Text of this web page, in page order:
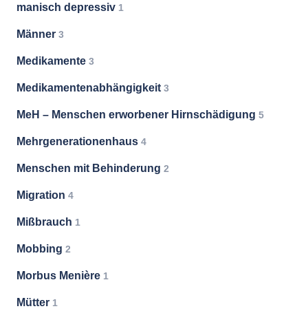
manisch depressiv 1
Männer 3
Medikamente 3
Medikamentenabhängigkeit 3
MeH – Menschen erworbener Hirnschädigung 5
Mehrgenerationenhaus 4
Menschen mit Behinderung 2
Migration 4
Mißbrauch 1
Mobbing 2
Morbus Menière 1
Mütter 1